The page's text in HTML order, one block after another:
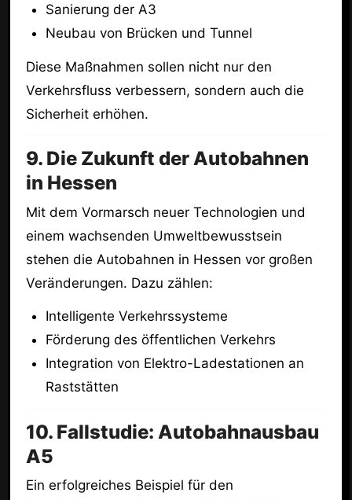
Sanierung der A3
Neubau von Brücken und Tunnel
Diese Maßnahmen sollen nicht nur den
Verkehrsfluss verbessern, sondern auch die
Sicherheit erhöhen.
9. Die Zukunft der Autobahnen
in Hessen
Mit dem Vormarsch neuer Technologien und
einem wachsenden Umweltbewusstsein
stehen die Autobahnen in Hessen vor großen
Veränderungen. Dazu zählen:
Intelligente Verkehrssysteme
Förderung des öffentlichen Verkehrs
Integration von Elektro-Ladestationen an
Raststätten
10. Fallstudie: Autobahnausbau
A5
Ein erfolgreiches Beispiel für den